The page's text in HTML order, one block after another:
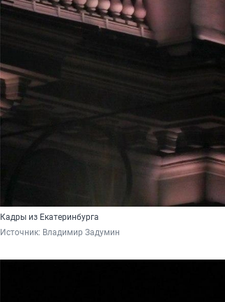
Кадры из Екатеринбурга
Источник: Владимир Задумин